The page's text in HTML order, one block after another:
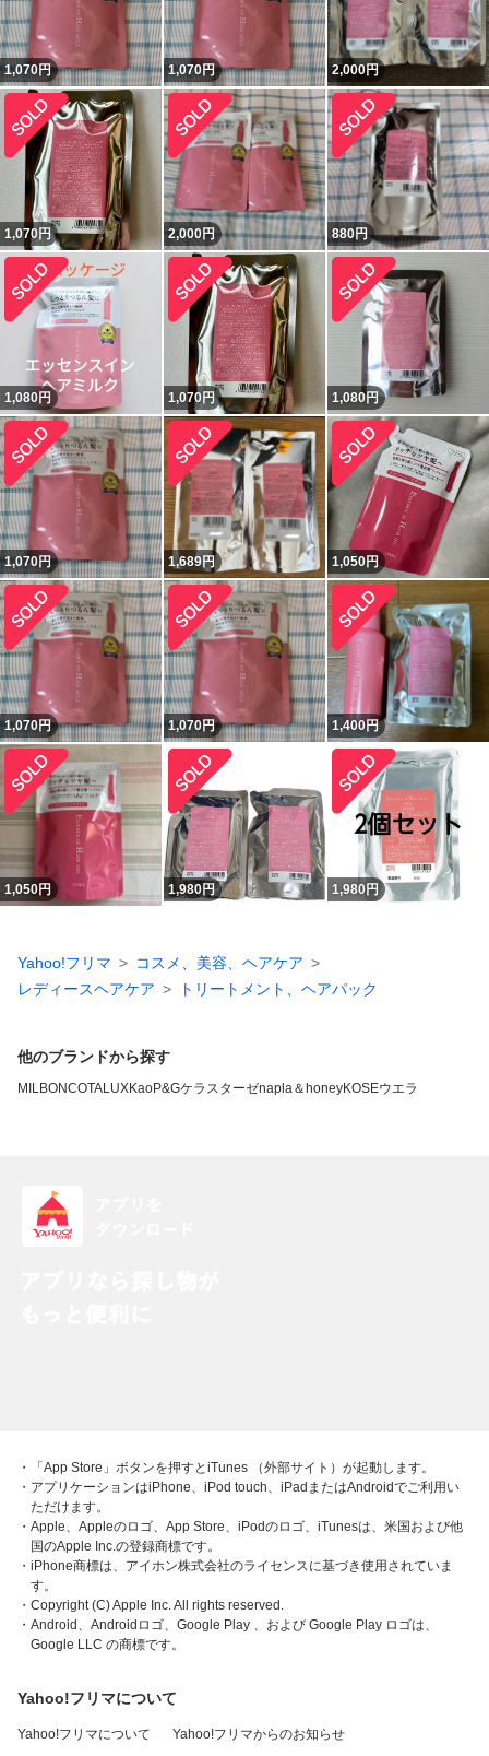
1,070円 1,070円 2,000円
1,070円 2,000円 880円
1,080円 1,070円 1,080円
1,070円 1,689円 1,050円
1,070円 1,070円 1,400円
1,050円 1,980円 1,980円
Yahoo!フリマ
コスメ、美容、ヘアケア
レディースヘアケア
トリートメント、ヘアパック
他のブランドから探す
MILBONCOTALUXKaoP&Gケラスターゼnapla＆honeyKOSEウエラ
・「App Store」ボタンを押すとiTunes （外部サイト）が起動します。
・アプリケーションはiPhone、iPod touch、iPadまたはAndroidでご利用い
ただけます。
・Apple、Appleのロゴ、App Store、iPodのロゴ、iTunesは、米国および他
国のApple Inc.の登録商標です。
・iPhone商標は、アイホン株式会社のライセンスに基づき使用されていま
す。
・Copyright (C) Apple Inc. All rights reserved.
・Android、Androidロゴ、Google Play 、および Google Play ロゴは、
Google LLC の商標です。
Yahoo!フリマについて
Yahoo!フリマについて Yahoo!フリマからのお知らせ